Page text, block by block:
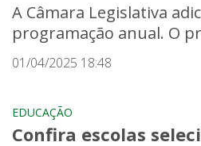
A Câmara Legislativa
programação anual. O
01/04/2025 18:48
EDUCAÇÃO
Confira escolas